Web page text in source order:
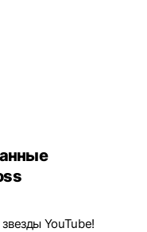
YouTube!